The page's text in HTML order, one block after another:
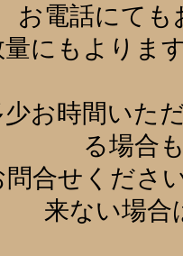
お電話にても
量にもよりま
少お時間いた
る場合
問合せくださ
来ない場合